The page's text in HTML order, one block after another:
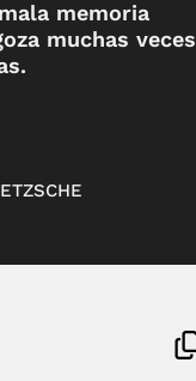
memoria
muchas veces